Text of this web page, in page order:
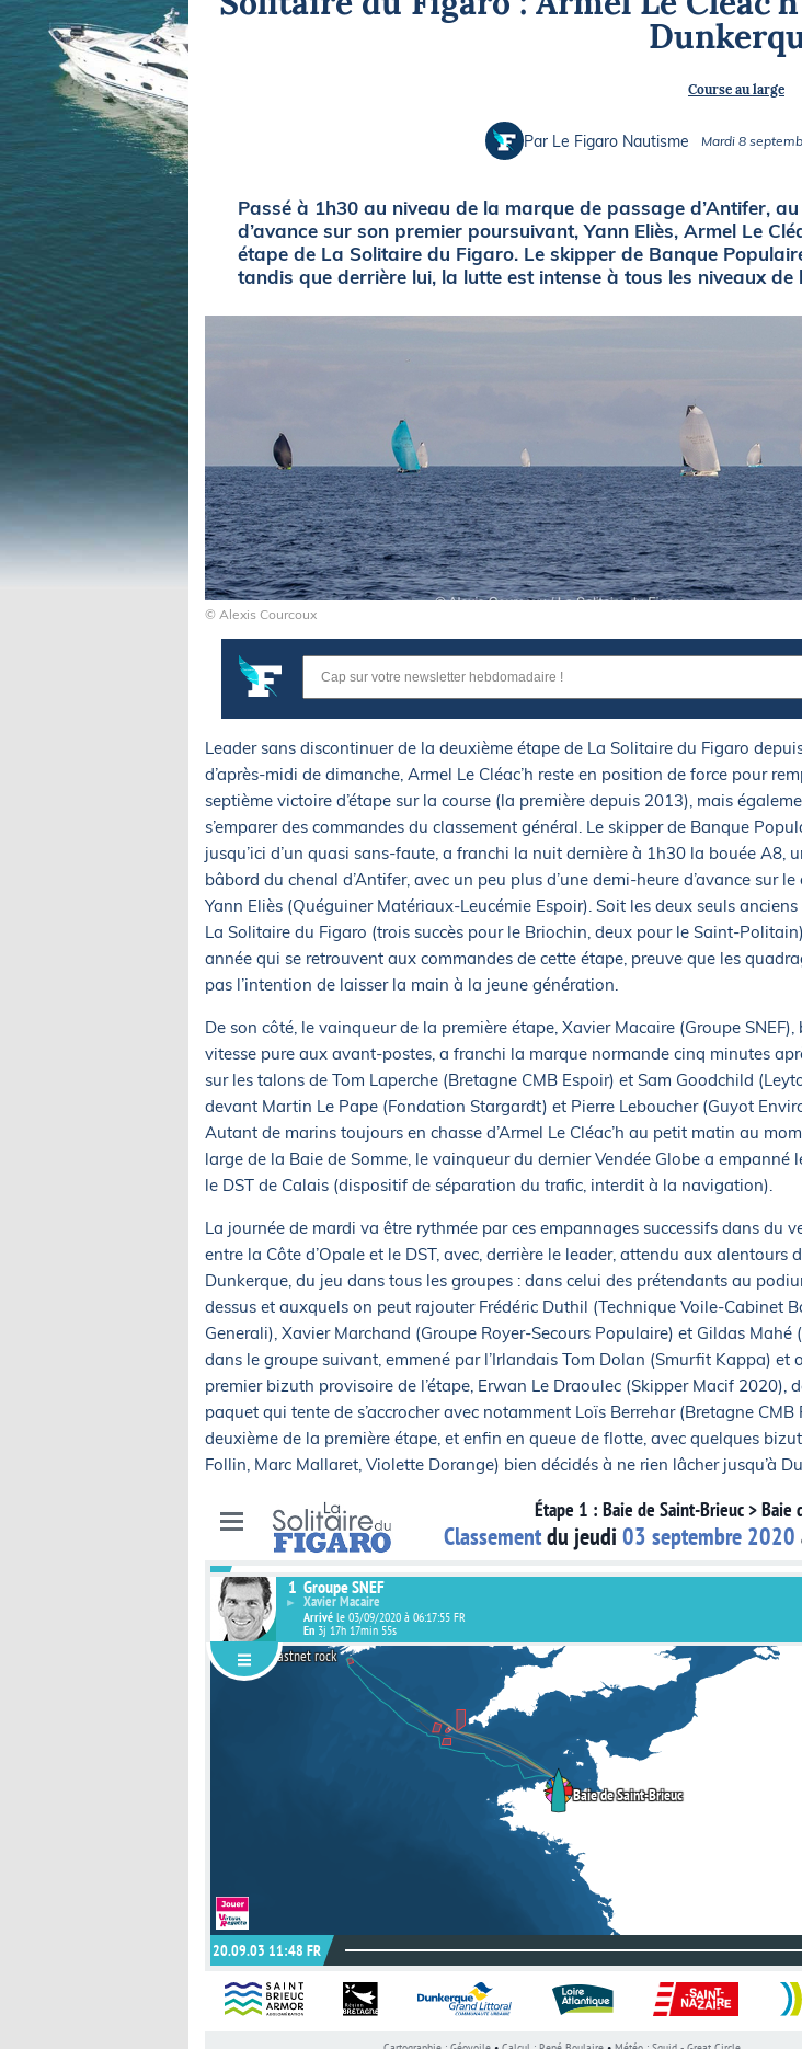
Equipements
Glisse
Briefings
Course au large
Par Le Figaro Nautisme Mardi 8
Passé à 1h30 au niveau de la marque de passage d’Antifer,
d’avance sur son premier poursuivant, Yann Eliès, Armel Le
étape de La Solitaire du Figaro. Le skipper de Banque
tandis que derrière lui, la lutte est intense à tous les niveaux de
© Alexis Courcoux
Leader sans discontinuer de la deuxième étape de La Solitaire du Figaro
d’après-midi de dimanche, Armel Le Cléac’h reste en position de force pour
septième victoire d’étape sur la course (la première depuis 2013), mais
s’emparer des commandes du classement général. Le skipper de Banque
jusqu’ici d’un quasi sans-faute, a franchi la nuit dernière à 1h30 la bouée A8,
bâbord du chenal d’Antifer, avec un peu plus d’une demi-heure d’avance sur le
Yann Eliès (Quéguiner Matériaux-Leucémie Espoir). Soit les deux seuls
La Solitaire du Figaro (trois succès pour le Briochin, deux pour le Saint-
année qui se retrouvent aux commandes de cette étape, preuve que les
pas l’intention de laisser la main à la jeune génération.
De son côté, le vainqueur de la première étape, Xavier Macaire (Groupe SNEF),
vitesse pure aux avant-postes, a franchi la marque normande cinq minutes
sur les talons de Tom Laperche (Bretagne CMB Espoir) et Sam Goodchild
devant Martin Le Pape (Fondation Stargardt) et Pierre Leboucher (Guyot
Autant de marins toujours en chasse d’Armel Le Cléac’h au petit matin au
large de la Baie de Somme, le vainqueur du dernier Vendée Globe a empanné
le DST de Calais (dispositif de séparation du trafic, interdit à la navigation).
La journée de mardi va être rythmée par ces empannages successifs dans du
entre la Côte d’Opale et le DST, avec, derrière le leader, attendu aux alentours
Dunkerque, du jeu dans tous les groupes : dans celui des prétendants au
dessus et auxquels on peut rajouter Frédéric Duthil (Technique Voile-Cabinet
Generali), Xavier Marchand (Groupe Royer-Secours Populaire) et Gildas Mahé
dans le groupe suivant, emmené par l’Irlandais Tom Dolan (Smurfit Kappa) et
premier bizuth provisoire de l’étape, Erwan Le Draoulec (Skipper Macif 2020),
paquet qui tente de s’accrocher avec notamment Loïs Berrehar (Bretagne CMB
deuxième de la première étape, et enfin en queue de flotte, avec quelques
Follin, Marc Mallaret, Violette Dorange) bien décidés à ne rien lâcher jusqu’à